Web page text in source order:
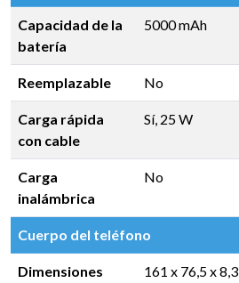
Capacidad de la
batería
5000 mAh
Reemplazable No
Carga rápida
con cable
Sí, 25 W
Carga
inalámbrica
No
Cuerpo del teléfono
Dimensiones
161 x 76,5 x 8,3